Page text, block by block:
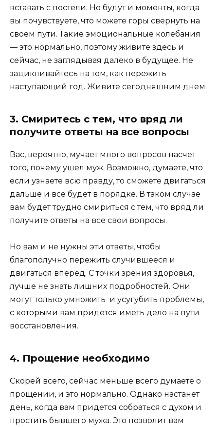
вставать с постели. Но будут и моменты, когда
вы почувствуете, что можете горы свернуть на
своем пути. Такие эмоциональные колебания
— это нормально, поэтому живите здесь и
сейчас, не заглядывая далеко в будущее. Не
зацикливайтесь на том, как пережить
наступающий год. Живите сегодняшним днем.
3. Смиритесь с тем, что вряд ли
получите ответы на все вопросы
Вас, вероятно, мучает много вопросов насчет
того, почему ушел муж. Возможно, думаете, что
если узнаете всю правду, то сможете двигаться
дальше и все будет в порядке. В таком случае
вам будет трудно смириться с тем, что вряд ли
получите ответы на все свои вопросы.
Но вам и не нужны эти ответы, чтобы
благополучно пережить случившееся и
двигаться вперед. С точки зрения здоровья,
лучше не знать лишних подробностей. Они
могут только умножить и усугубить проблемы,
с которыми вам придется иметь дело на пути
восстановления.
4. Прощение необходимо
Скорей всего, сейчас меньше всего думаете о
прощении, и это нормально. Однако настанет
день, когда вам придется собраться с духом и
простить бывшего мужа. Это позволит вам